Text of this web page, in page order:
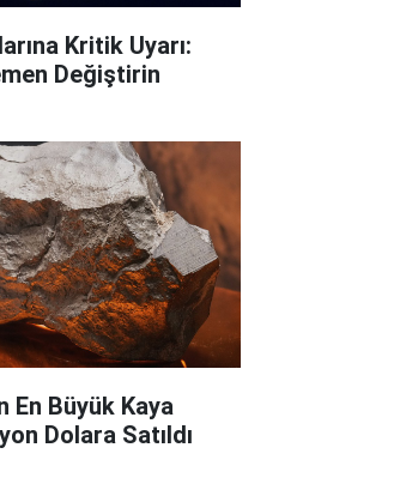
Kritik Uyarı:
Değiştirin
En Büyük Kaya
Dolara Satıldı